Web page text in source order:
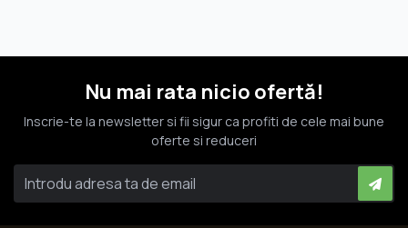
Nu mai rata nicio ofertă!
Inscrie-te la newsletter si fii sigur ca profiti de cele mai bune
oferte si reduceri